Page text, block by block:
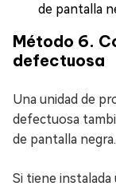
de pantalla
Método 6.
defectuosa
Una unidad de
defectuosa
de pantalla negra.
Si tiene instalada